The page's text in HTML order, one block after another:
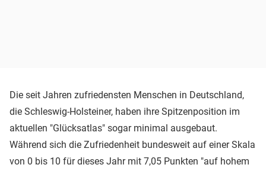
Die seit Jahren zufriedensten Menschen in Deutschland,
die Schleswig-Holsteiner, haben ihre Spitzenposition im
aktuellen "Glücksatlas" sogar minimal ausgebaut.
Während sich die Zufriedenheit bundesweit auf einer Skala
von 0 bis 10 für dieses Jahr mit 7,05 Punkten "auf hohem